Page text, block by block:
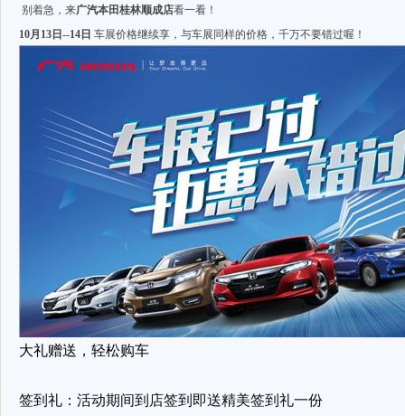
别着急，来广汽本田桂林顺成店看一看！
10月13日--14日 车展价格继续享，与车展同样的价格，千万不要错过喔！
大礼赠送，轻松购车
签到礼：活动期间到店签到即送精美签到礼一份